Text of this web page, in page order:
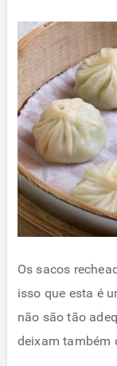
Os sacos
isso que esta é
não são tão
deixam também